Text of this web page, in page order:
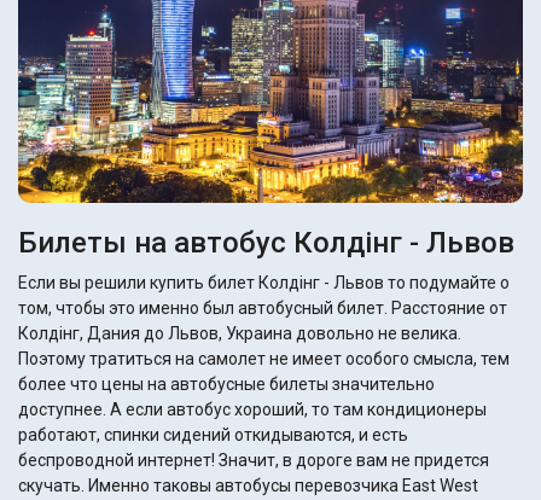
Билеты на автобус Колдінг - Львов
Если вы решили купить билет Колдінг - Львов то подумайте о
том, чтобы это именно был автобусный билет. Расстояние от
Колдінг, Дания до Львов, Украина довольно не велика.
Поэтому тратиться на самолет не имеет особого смысла, тем
более что цены на автобусные билеты значительно
доступнее. А если автобус хороший, то там кондиционеры
работают, спинки сидений откидываются, и есть
беспроводной интернет! Значит, в дороге вам не придется
скучать. Именно таковы автобусы перевозчика East West